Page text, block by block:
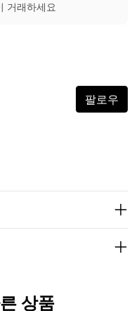
거래하세요
팔로우
상품